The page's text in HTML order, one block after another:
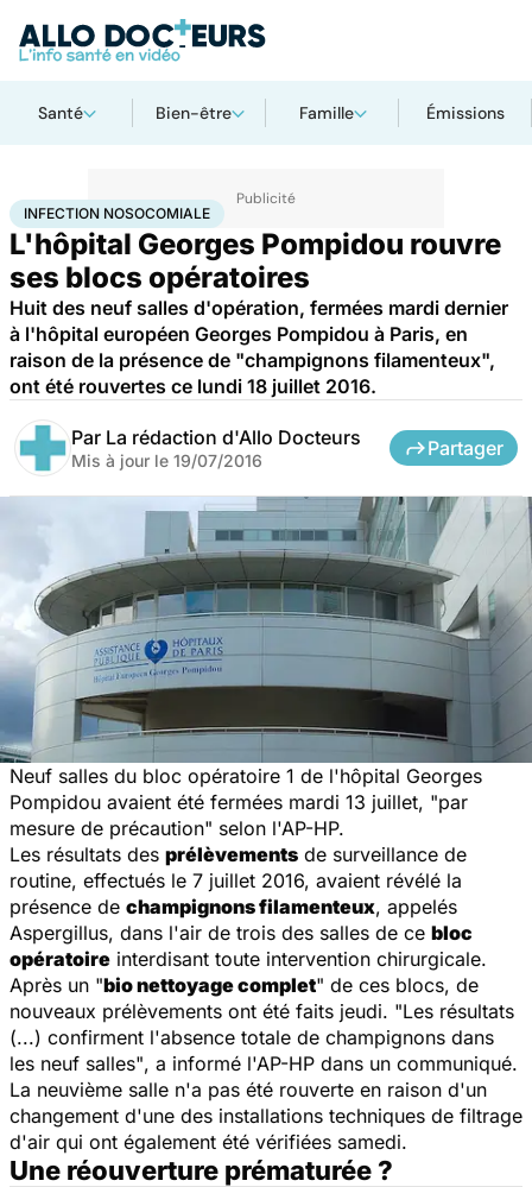
Santé Bien-être Famille Émissions
AccueilSantéInfection nosocomiale
INFECTION NOSOCOMIALE
L'hôpital Georges Pompidou rouvre
ses blocs opératoires
Huit des neuf salles d'opération, fermées mardi dernier
à l'hôpital européen Georges Pompidou à Paris, en
raison de la présence de "champignons filamenteux",
ont été rouvertes ce lundi 18 juillet 2016.
Par La rédaction d'Allo Docteurs
Mis à jour le 19/07/2016
Partager
Neuf salles du bloc opératoire 1 de l'hôpital Georges
Pompidou avaient été fermées mardi 13 juillet, "par
mesure de précaution" selon l'AP-HP.
Les résultats des prélèvements de surveillance de
routine, effectués le 7 juillet 2016, avaient révélé la
présence de champignons filamenteux, appelés
Aspergillus, dans l'air de trois des salles de ce bloc
opératoire interdisant toute intervention chirurgicale.
Après un "bio nettoyage complet" de ces blocs, de
nouveaux prélèvements ont été faits jeudi. "Les résultats
(...) confirment l'absence totale de champignons dans
les neuf salles", a informé l'AP-HP dans un communiqué.
La neuvième salle n'a pas été rouverte en raison d'un
changement d'une des installations techniques de filtrage
d'air qui ont également été vérifiées samedi.
Une réouverture prématurée ?